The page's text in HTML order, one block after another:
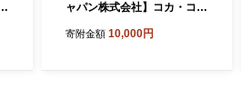
ャパン株式会社】コカ・コー
缶 350ml
寄附金額 10,000円